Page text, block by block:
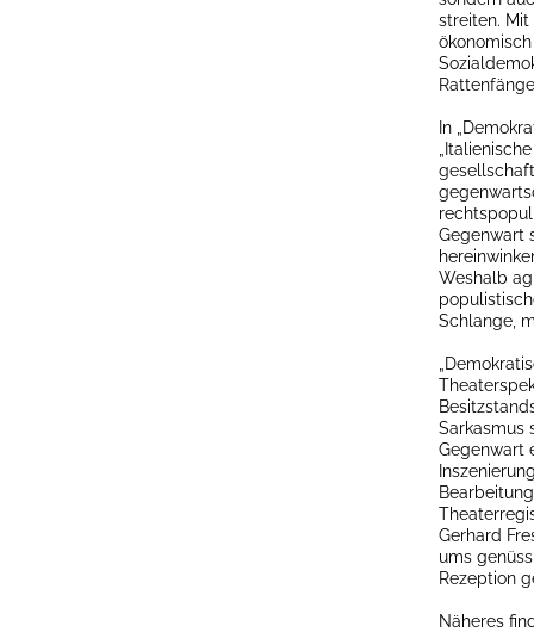
streiten.
In
Gegenwart
Weshalb
Schlange,
Sarkasmus
Gegenwart
Gerhard
ums
Rezeption
Näheres